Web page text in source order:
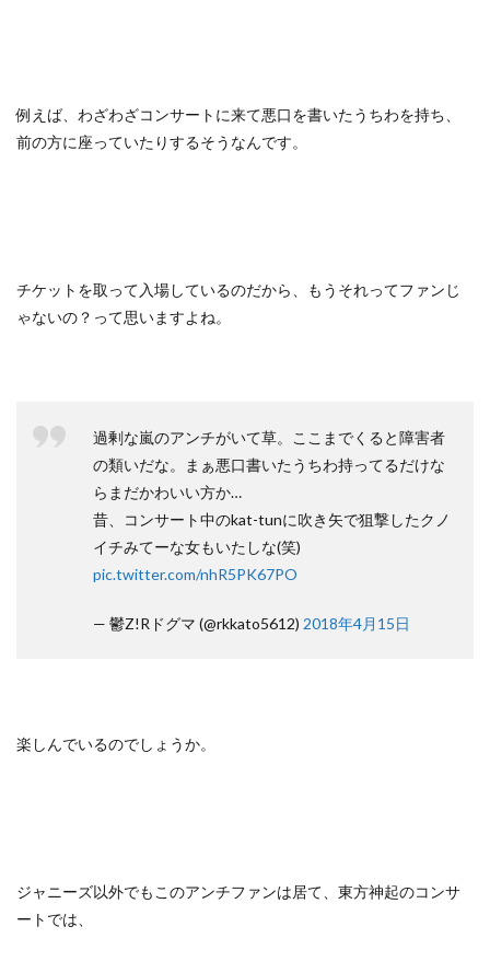
例えば、わざわざコンサートに来て悪口を書いたうちわを持ち、
前の方に座っていたりするそうなんです。
チケットを取って入場しているのだから、もうそれってファンじ
ゃないの？って思いますよね。
過剰な嵐のアンチがいて草。ここまでくると障害者
の類いだな。まぁ悪口書いたうちわ持ってるだけな
らまだかわいい方か…
昔、コンサート中のkat-tunに吹き矢で狙撃したクノ
イチみてーな女もいたしな(笑)
pic.twitter.com/nhR5PK67PO
— 鬱Z!Rドグマ (@rkkato5612) 2018年4月15日
楽しんでいるのでしょうか。
ジャニーズ以外でもこのアンチファンは居て、東方神起のコンサ
ートでは、